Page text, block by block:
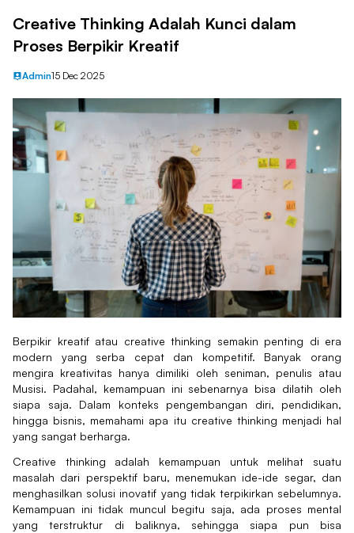
Creative Thinking Adalah Kunci dalam
Proses Berpikir Kreatif
Admin15 Dec 2025
Berpikir kreatif atau creative thinking semakin penting di era
modern yang serba cepat dan kompetitif. Banyak orang
mengira kreativitas hanya dimiliki oleh seniman, penulis atau
Musisi. Padahal, kemampuan ini sebenarnya bisa dilatih oleh
siapa saja. Dalam konteks pengembangan diri, pendidikan,
hingga bisnis, memahami apa itu creative thinking menjadi hal
yang sangat berharga.
Creative thinking adalah kemampuan untuk melihat suatu
masalah dari perspektif baru, menemukan ide-ide segar, dan
menghasilkan solusi inovatif yang tidak terpikirkan sebelumnya.
Kemampuan ini tidak muncul begitu saja, ada proses mental
yang terstruktur di baliknya, sehingga siapa pun bisa